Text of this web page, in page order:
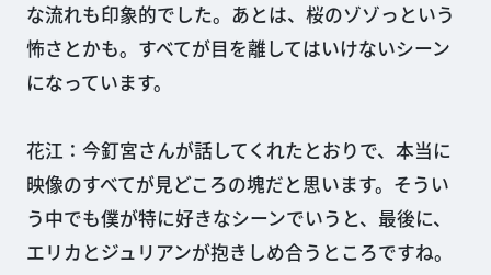
な流れも印象的でした。あとは、桜のゾゾっという
怖さとかも。すべてが目を離してはいけないシーン
になっています。
花江：今釘宮さんが話してくれたとおりで、本当に
映像のすべてが見どころの塊だと思います。そうい
う中でも僕が特に好きなシーンでいうと、最後に、
エリカとジュリアンが抱きしめ合うところですね。